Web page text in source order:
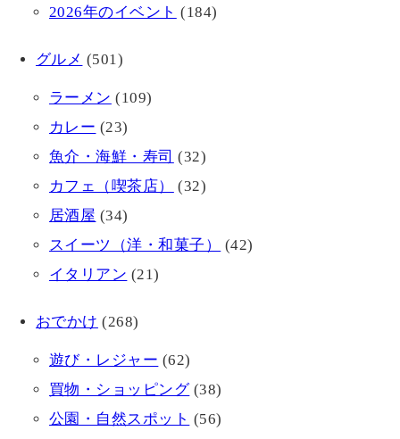
2026年のイベント (184)
グルメ (501)
ラーメン (109)
カレー (23)
魚介・海鮮・寿司 (32)
カフェ（喫茶店）
(32)
居酒屋 (34)
スイーツ（洋・和菓子）
(42)
イタリアン (21)
おでかけ (268)
遊び・レジャー (62)
買物・ショッピング(38)
公園・自然スポット (56)